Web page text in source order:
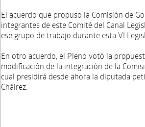
El acuerdo que propuso la Comisión de
integrantes de este Comité del Canal
ese grupo de trabajo durante esta VI
En otro acuerdo, el Pleno votó la
modificación de la integración de la
cual presidirá desde ahora la diputada
Cháirez.